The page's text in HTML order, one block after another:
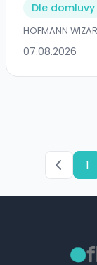
Dle domluvy
HOFMANN
07.08.2026
1